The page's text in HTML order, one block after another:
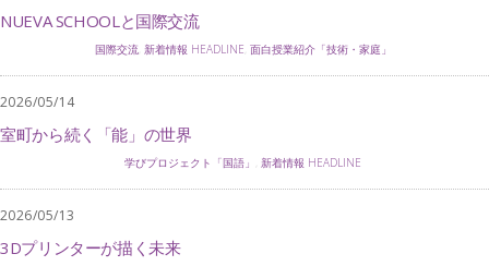
NUEVA SCHOOLと国際交流
国際交流, 新着情報 HEADLINE 面白授業紹介「技術・家庭」
2026/05/14
室町から続く「能」の世界
学びプロジェクト「国語」 新着情報 HEADLINE
2026/05/13
3Dプリンターが描く未来